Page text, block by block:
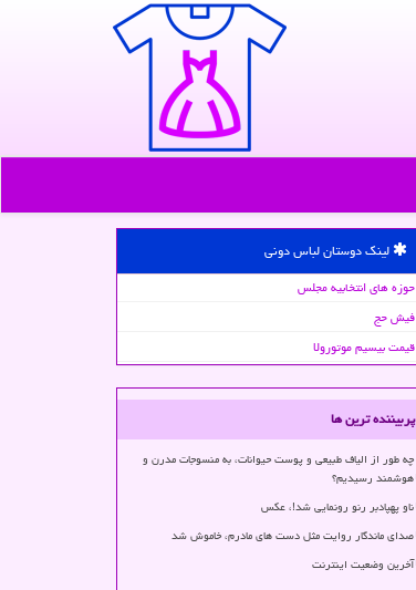
لینک دوستان لباس دونی
حوزه های انتخابیه مجلس
فیش حج
قیمت بیسیم موتورولا
پربیننده ترین ها
چه طور از الیاف طبیعی و پوست حیوانات، به منسوجات مدرن و
هوشمند رسیدیم؟
ناو پهپادبر رنو رونمایی شد!، عکس
صدای ماندگار روایت مثل دست های مادرم، خاموش شد
آخرین وضعیت اینترنت